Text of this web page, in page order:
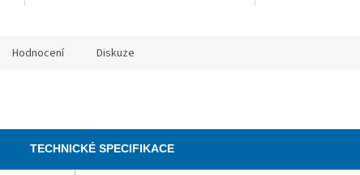
Hodnocení Diskuze
TECHNICKÉ SPECIFIKACE